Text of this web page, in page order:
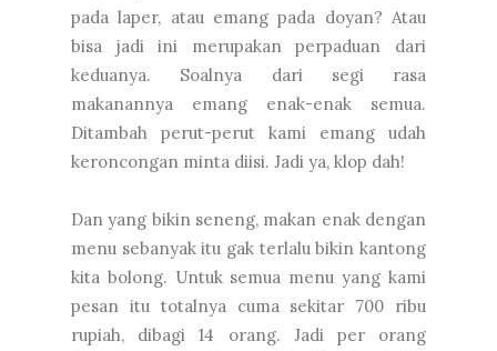
pada laper, atau emang pada doyan? Atau
bisa jadi ini merupakan perpaduan dari
keduanya. Soalnya dari segi rasa
makanannya emang enak-enak semua.
Ditambah perut-perut kami emang udah
keroncongan minta diisi. Jadi ya, klop dah!
Dan yang bikin seneng, makan enak dengan
menu sebanyak itu gak terlalu bikin kantong
kita bolong. Untuk semua menu yang kami
pesan itu totalnya cuma sekitar 700 ribu
rupiah, dibagi 14 orang. Jadi per orang